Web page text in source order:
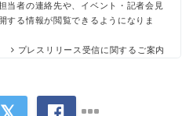
当者の連絡先や、イベント・記者会見
する情報が閲覧できるようになりま
プレスリリース受信に関するご案内